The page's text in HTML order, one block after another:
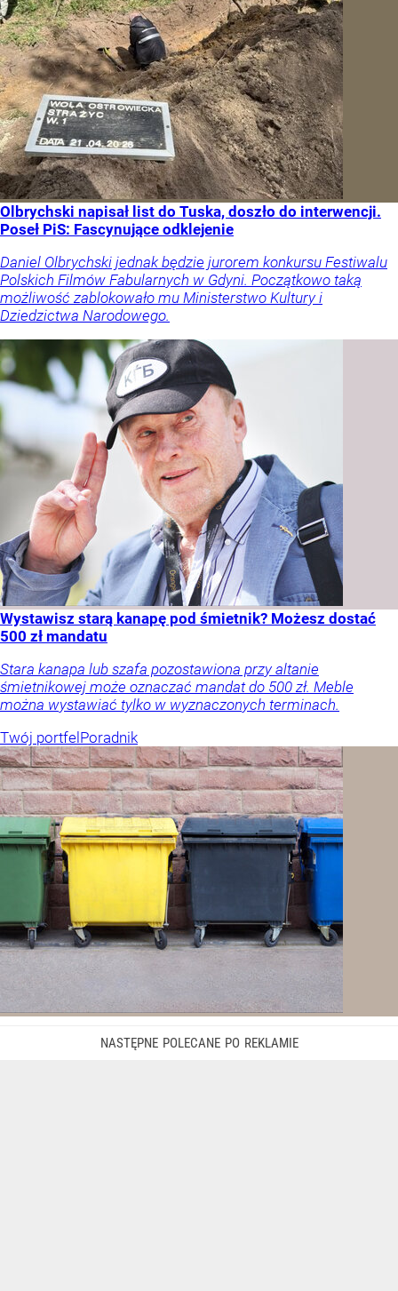
Olbrychski napisał list do Tuska, doszło do interwencji.
Poseł PiS: Fascynujące odklejenie
Daniel Olbrychski jednak będzie jurorem konkursu Festiwalu
Polskich Filmów Fabularnych w Gdyni. Początkowo taką
możliwość zablokowało mu Ministerstwo Kultury i
Dziedzictwa Narodowego.
Wystawisz starą kanapę pod śmietnik? Możesz dostać
500 zł mandatu
Stara kanapa lub szafa pozostawiona przy altanie
śmietnikowej może oznaczać mandat do 500 zł. Meble
można wystawiać tylko w wyznaczonych terminach.
Twój portfel Poradnik